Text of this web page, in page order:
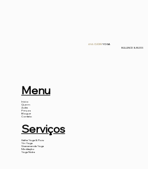
ANA CUDIN YOGA
BALANCE & BLISS
Menu
Início
Quem
Aulas
Preços
Blogue
Contato
Serviços
Hatha Yoga & Flow
Yin Yoga
Sivanananda Yoga
Meditação
Yoga Nidra